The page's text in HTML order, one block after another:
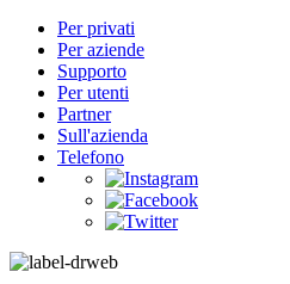
Per privati
Per aziende
Supporto
Per utenti
Partner
Sull'azienda
Telefono